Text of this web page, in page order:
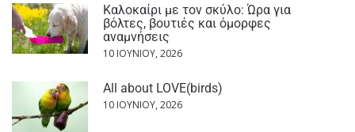
Καλοκαίρι με τον σκύλο: Ώρα για
βόλτες, βουτιές και όμορφες
αναμνήσεις
10 ΙΟΥΝΊΟΥ, 2026
All about LOVE(birds)
10 ΙΟΥΝΊΟΥ, 2026